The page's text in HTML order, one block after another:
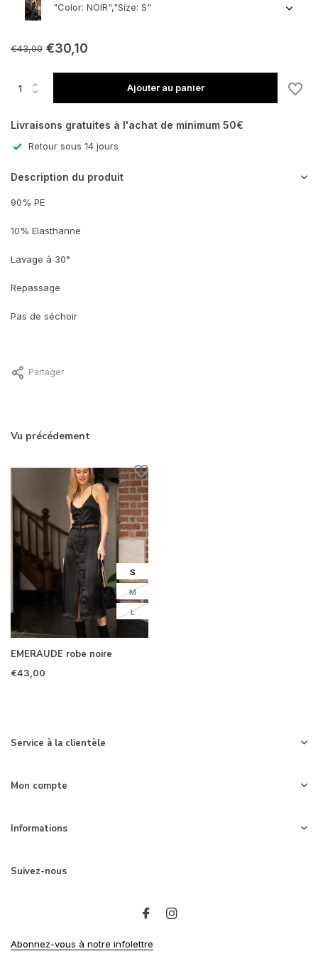
"Color: NOIR","Size: S"
€43,00 €30,10
Ajouter au panier
Livraisons gratuites à l'achat de minimum 50€
Retour sous 14 jours
Description du produit
90% PE
10% Elasthanne
Lavage à 30°
Repassage
Pas de séchoir
Partager
Vu précédement
S
M
L
EMERAUDE robe noire
€43,00
Service à la clientèle
Mon compte
Informations
Suivez-nous
Abonnez-vous à notre infolettre